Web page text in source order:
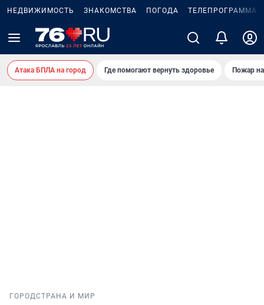
НЕДВИЖИМОСТЬ ЗНАКОМСТВА ПОГОДА ТЕЛЕПРОГРАММА
Атака БПЛА на город Где помогают вернуть здоровье Пожар
ГОРОДСТРАНА И МИР